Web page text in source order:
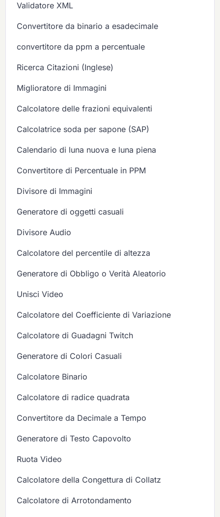
Validatore XML
Convertitore da binario a esadecimale
convertitore da ppm a percentuale
Ricerca Citazioni (Inglese)
Miglioratore di Immagini
Calcolatore delle frazioni equivalenti
Calcolatrice soda per sapone (SAP)
Calendario di luna nuova e luna piena
Convertitore di Percentuale in PPM
Divisore di Immagini
Generatore di oggetti casuali
Divisore Audio
Calcolatore del percentile di altezza
Generatore di Obbligo o Verità Aleatorio
Unisci Video
Calcolatore del Coefficiente di Variazione
Calcolatore di Guadagni Twitch
Generatore di Colori Casuali
Calcolatore Binario
Calcolatore di radice quadrata
Convertitore da Decimale a Tempo
Generatore di Testo Capovolto
Ruota Video
Calcolatore della Congettura di Collatz
Calcolatore di Arrotondamento